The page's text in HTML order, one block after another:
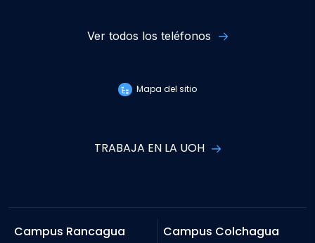
Ver todos los teléfonos
Mapa del sitio
TRABAJA EN LA UOH
Campus Rancagua
Campus Colchagua